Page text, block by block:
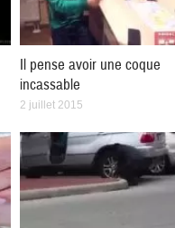
Il pense avoir une coque
incassable
2 juillet 2015